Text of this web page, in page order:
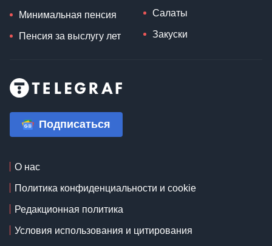
Минимальная пенсия
Пенсия за выслугу лет
Салаты
Закуски
Подписаться
О нас
Политика конфиденциальности и cookie
Редакционная политика
Условия использования и цитирования